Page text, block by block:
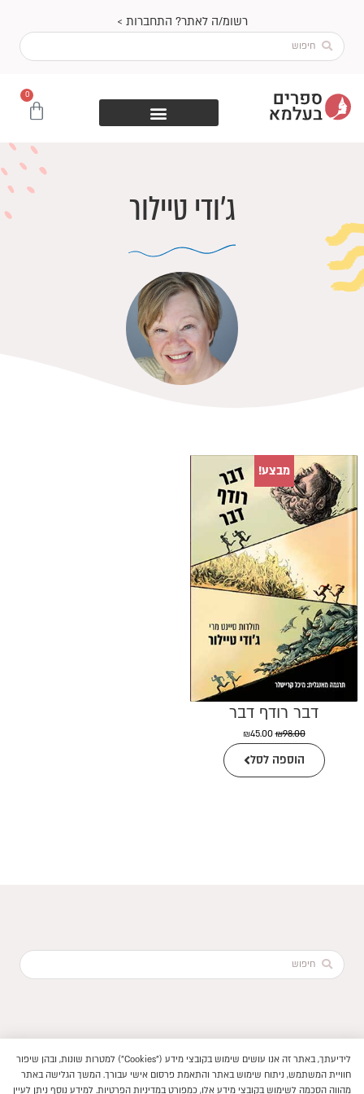
רשומ/ה לאתר? התחברות >
Search
0
עגלת
ג׳ודי טיילור
מבצע!
דבר רודף דבר
₪98.00
₪45.00
הוספה לסל
Search
...
תנאי שימוש באתר
הוקם ב ❤ על ידי –לימונדה 2.0
–פיתוח חנויות ואתרי תוכן
לידיעתך, באתר זה אנו עושים שימוש בקובצי מידע ("Cookies") למטרות שונות, ובהן שיפור
חוויית המשתמש, ניתוח שימוש באתר והתאמת פרסום אישי עבורך. המשך הגלישה באתר
מהווה הסכמה לשימוש בקובצי מידע אלו, כמפורט במדיניות הפרטיות. למידע נוסף ניתן לעיין